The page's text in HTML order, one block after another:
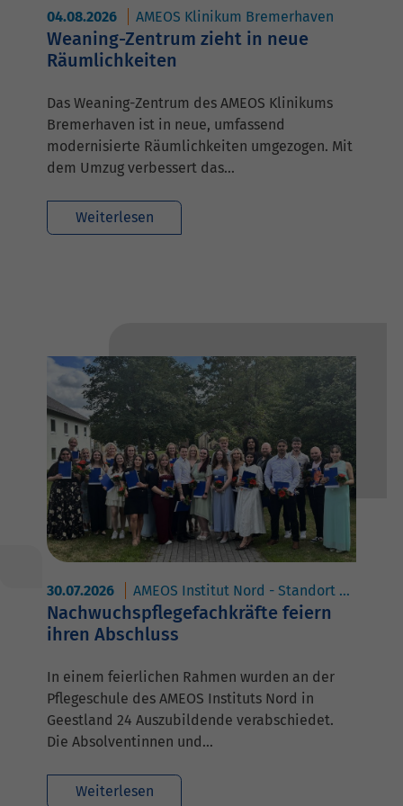
04.08.2026 AMEOS Klinikum Bremerhaven
Weaning-Zentrum zieht in neue
Räumlichkeiten
Das Weaning-Zentrum des AMEOS Klinikums
Bremerhaven ist in neue, umfassend
modernisierte Räumlichkeiten umgezogen. Mit
dem Umzug verbessert das…
Weiterlesen
30.07.2026 AMEOS Institut Nord - Standort Geestland
Nachwuchspflegefachkräfte feiern
ihren Abschluss
In einem feierlichen Rahmen wurden an der
Pflegeschule des AMEOS Instituts Nord in
Geestland 24 Auszubildende verabschiedet.
Die Absolventinnen und…
Weiterlesen